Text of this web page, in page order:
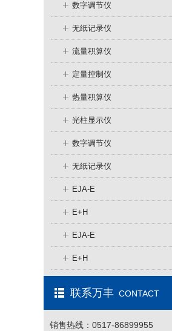
数字调节仪
无纸记录仪
流量积算仪
定量控制仪
热量积算仪
光柱显示仪
数字调节仪
无纸记录仪
EJA-E
E+H
EJA-E
E+H
联系万丰 CONTACT
销售热线：0517-86899955